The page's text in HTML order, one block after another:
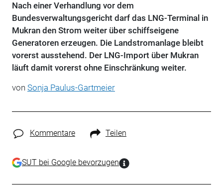
Nach einer Verhandlung vor dem
Bundesverwaltungsgericht darf das LNG-Terminal in
Mukran den Strom weiter über schiffseigene
Generatoren erzeugen. Die Landstromanlage bleibt
vorerst ausstehend. Der LNG-Import über Mukran
läuft damit vorerst ohne Einschränkung weiter.
von Sonja Paulus-Gartmeier
Kommentare Teilen
SUT bei Google bevorzugen